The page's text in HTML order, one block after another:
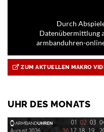
Durch
Datenübermittlung
armbanduhren-
ZUM AKTUELLEN MAKRO
UHR DES MONATS